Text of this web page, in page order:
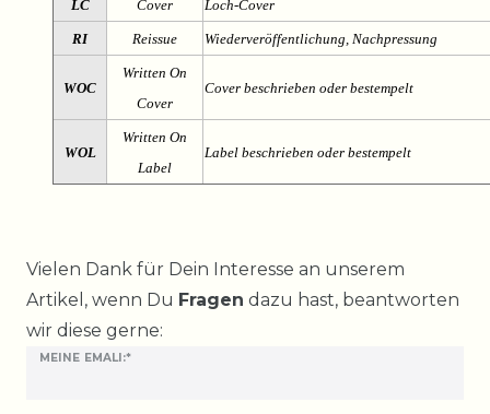
LC Cover Loch-Cover
RI Reissue Wiederveröffentlichung, Nachpressung
WOC
Written On
Cover
Cover beschrieben oder bestempelt
WOL
Written On
Label
Label beschrieben oder bestempelt
Vielen Dank für Dein Interesse an unserem
Artikel, wenn Du Fragen dazu hast, beantworten
wir diese gerne:
MEINE EMALI:*
Ceres::Template.mailFormHoneypotLabel